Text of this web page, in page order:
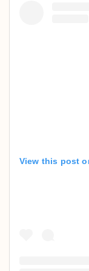
View this post